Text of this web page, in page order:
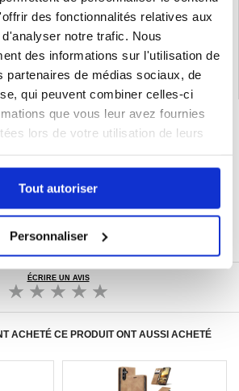
des fonctionnalités relatives aux
notre trafic. Nous
des informations sur l'utilisation de
partenaires de médias sociaux, de
qui peuvent combiner celles-ci
que vous leur avez fournies
lors de votre utilisation de leurs
Tout autoriser
Personnaliser
téléphone,Coque & Accessoires Samsung,
ÉCRIRE UN AVIS
ACHETÉ CE PRODUIT ONT AUSSI ACHETÉ